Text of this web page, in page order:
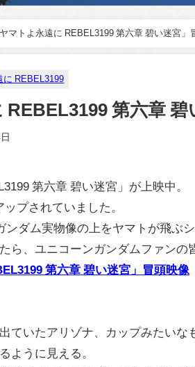
ヤマトよ永遠に REBEL3199 第六章 碧い迷宮」
に REBEL3199
REBEL3199 第六章
第六章 碧い迷宮」が上映中。
プされていました。
ダム実物像の上をヤマトが飛ぶシ
ら、ユニコーンガンダムファンの
第六章 碧い迷宮」冒頭映像
ていたアリゾナ、カップみたい
ように見える。